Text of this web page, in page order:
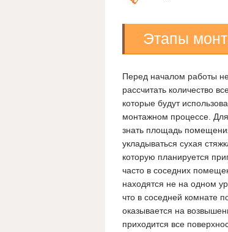
Этапы
Перед началом работы
рассчитать количество
которые будут
монтажном процессе. Для
знать площадь
укладываться сухая
которую планируется
часто в соседних
находятся не на одном
что в соседней комнате
оказывается на
приходится все